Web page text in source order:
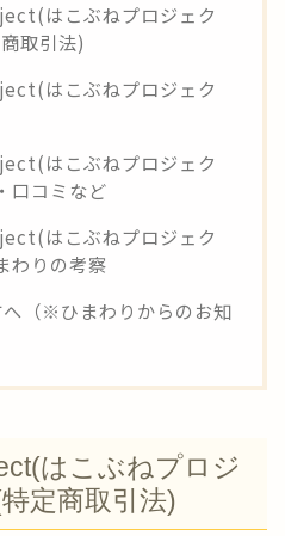
はこぶねプロジェク
取引法)
はこぶねプロジェク
はこぶねプロジェク
口コミなど
はこぶねプロジェク
わりの考察
（※ひまわりからのお知
はこぶねプロジ
定商取引法)